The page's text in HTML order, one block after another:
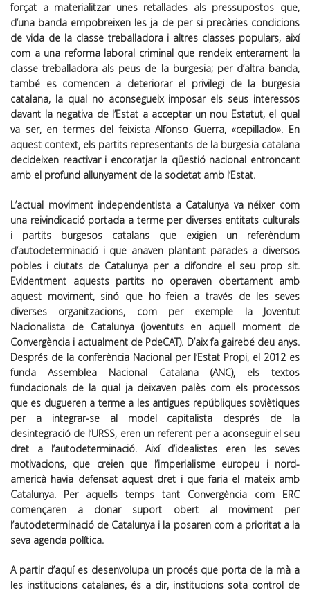
forçat a materialitzar unes retallades als pressupostos que,
d’una banda empobreixen les ja de per si precàries condicions
de vida de la classe treballadora i altres classes populars, així
com a una reforma laboral criminal que rendeix enterament la
classe treballadora als peus de la burgesia; per d’altra banda,
també es comencen a deteriorar el privilegi de la burgesia
catalana, la qual no aconsegueix imposar els seus interessos
davant la negativa de l’Estat a acceptar un nou Estatut, el qual
va ser, en termes del feixista Alfonso Guerra, «cepillado». En
aquest context, els partits representants de la burgesia catalana
decideixen reactivar i encoratjar la qüestió nacional entroncant
amb el profund allunyament de la societat amb l’Estat.
L’actual moviment independentista a Catalunya va néixer com
una reivindicació portada a terme per diverses entitats culturals
i partits burgesos catalans que exigien un referèndum
d’autodeterminació i que anaven plantant parades a diversos
pobles i ciutats de Catalunya per a difondre el seu prop sit.
Evidentment aquests partits no operaven obertament amb
aquest moviment, sinó que ho feien a través de les seves
diverses organitzacions, com per exemple la Joventut
Nacionalista de Catalunya (joventuts en aquell moment de
Convergència i actualment de PdeCAT). D’aix fa gairebé deu anys.
Després de la conferència Nacional per l’Estat Propi, el 2012 es
funda Assemblea Nacional Catalana (ANC), els textos
fundacionals de la qual ja deixaven palès com els processos
que es dugueren a terme a les antigues repúbliques soviètiques
per a integrar-se al model capitalista després de la
desintegració de l’URSS, eren un referent per a aconseguir el seu
dret a l’autodeterminació. Així d’idealistes eren les seves
motivacions, que creien que l’imperialisme europeu i nord-
americà havia defensat aquest dret i que faria el mateix amb
Catalunya. Per aquells temps tant Convergència com ERC
començaren a donar suport obert al moviment per
l’autodeterminació de Catalunya i la posaren com a prioritat a la
seva agenda política.
A partir d’aquí es desenvolupa un procés que porta de la mà a
les institucions catalanes, és a dir, institucions sota control de